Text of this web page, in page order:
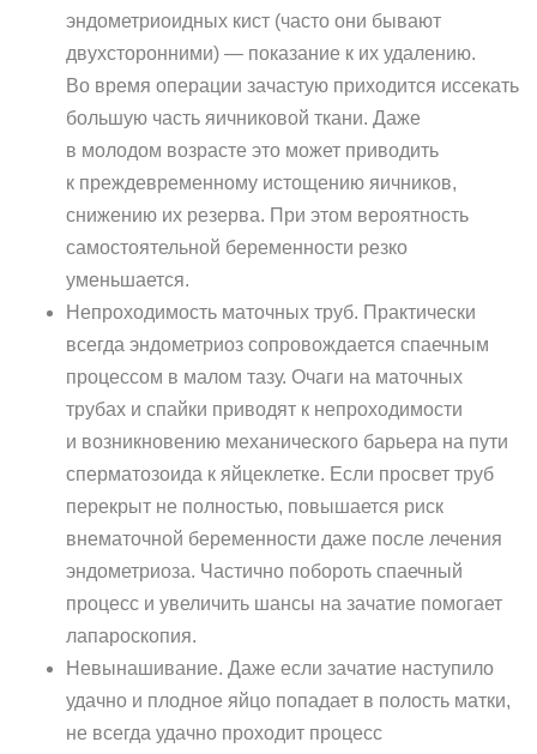
эндометриоидных кист (часто они бывают
двухсторонними) — показание к их удалению.
Во время операции зачастую приходится иссекать
большую часть яичниковой ткани. Даже
в молодом возрасте это может приводить
к преждевременному истощению яичников,
снижению их резерва. При этом вероятность
самостоятельной беременности резко
уменьшается.
Непроходимость маточных труб. Практически
всегда эндометриоз сопровождается спаечным
процессом в малом тазу. Очаги на маточных
трубах и спайки приводят к непроходимости
и возникновению механического барьера на пути
сперматозоида к яйцеклетке. Если просвет труб
перекрыт не полностью, повышается риск
внематочной беременности даже после лечения
эндометриоза. Частично побороть спаечный
процесс и увеличить шансы на зачатие помогает
лапароскопия.
Невынашивание. Даже если зачатие наступило
удачно и плодное яйцо попадает в полость матки,
не всегда удачно проходит процесс